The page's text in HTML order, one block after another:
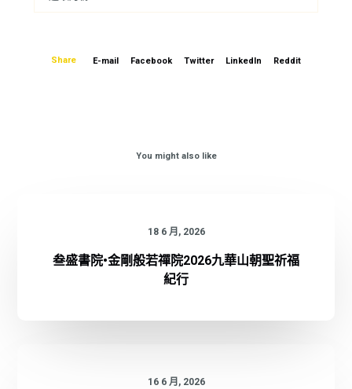
Share E-mail Facebook Twitter LinkedIn Reddit
You might also like
18 6 月, 2026
叁盛書院•金剛般若禪院2026九華山朝聖祈福
紀行
16 6 月, 2026